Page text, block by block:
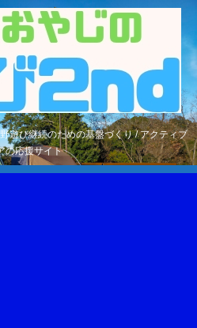
遊び継続のための基盤づくり / アクティブ
の応援サイト